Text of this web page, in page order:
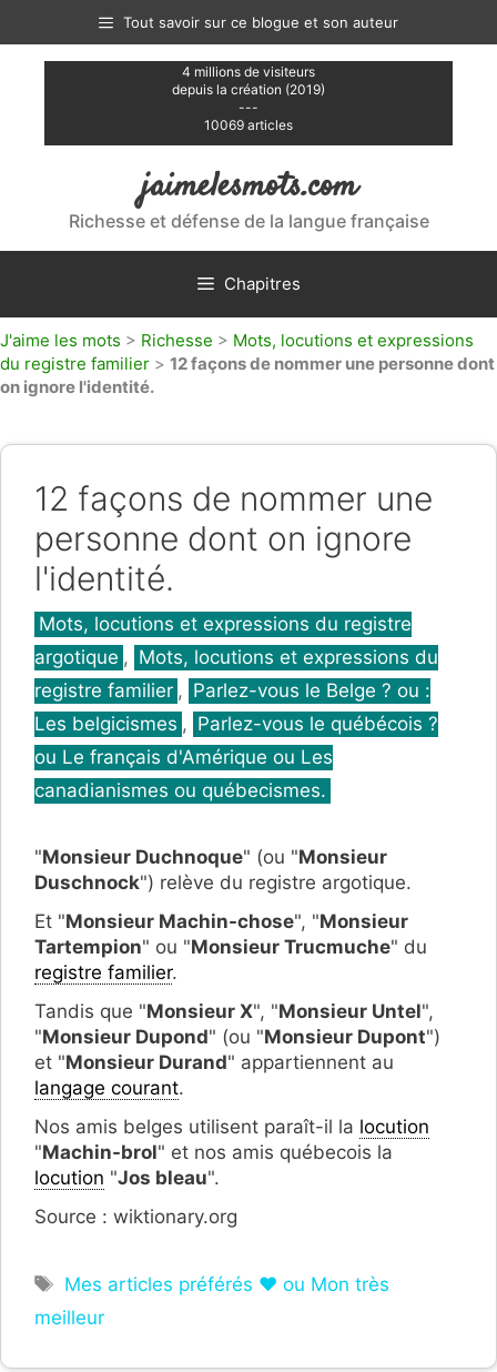
contenu
Tout savoir sur ce blogue et son auteur
4 millions de visiteurs
depuis la création (2019)
---
10069 articles
jaimelesmots.com
Richesse et défense de la langue française
Chapitres
J'aime les mots > Richesse > Mots, locutions et expressions
du registre familier > 12 façons de nommer une personne dont
on ignore l'identité.
12 façons de nommer une
personne dont on ignore
l'identité.
Catégories
Mots, locutions et expressions du registre
argotique , Mots, locutions et expressions du
registre familier , Parlez-vous le Belge ? ou :
Les belgicismes , Parlez-vous le québécois ?
ou Le français d'Amérique ou Les
canadianismes ou québecismes.
"Monsieur Duchnoque" (ou "Monsieur
Duschnock") relève du registre argotique.
Et "Monsieur Machin-chose", "Monsieur
Tartempion" ou "Monsieur Trucmuche" du
registre familier.
Tandis que "Monsieur X", "Monsieur Untel",
"Monsieur Dupond" (ou "Monsieur Dupont")
et "Monsieur Durand" appartiennent au
langage courant.
Nos amis belges utilisent paraît-il la locution
"Machin-brol" et nos amis québecois la
locution "Jos bleau".
Source : wiktionary.org
Étiquettes
Mes articles préférés ❤ ou Mon très
meilleur